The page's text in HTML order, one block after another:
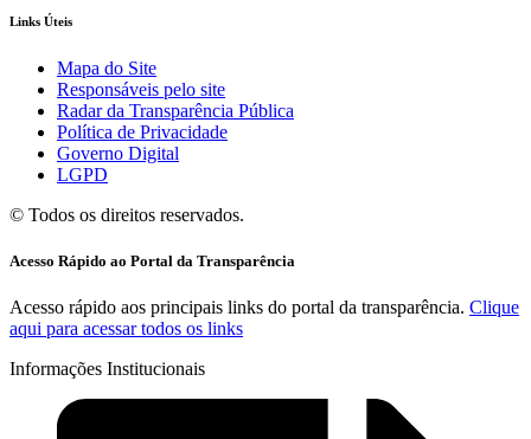
Links Úteis
Mapa do Site
Responsáveis pelo site
Radar da Transparência Pública
Política de Privacidade
Governo Digital
LGPD
© Todos os direitos reservados.
Acesso Rápido ao Portal da Transparência
Acesso rápido aos principais links do portal da transparência. Clique
aqui para acessar todos os links
Informações Institucionais